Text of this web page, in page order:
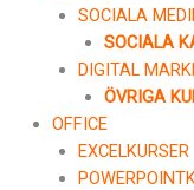
SOCIALA
SOCIALA
DIGITAL
ÖVRIGA
OFFICE
EXCELKURSER